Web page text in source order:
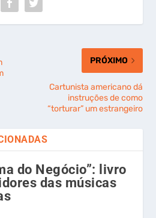
PRÓXIMO
Cartunista americano dá
instruções de como
“torturar” um estrangeiro
do Negócio”: livro
das músicas